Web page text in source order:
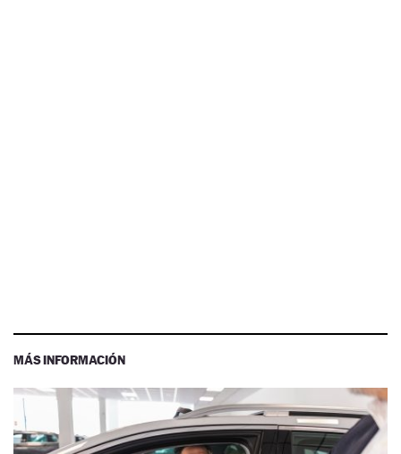
MÁS INFORMACIÓN